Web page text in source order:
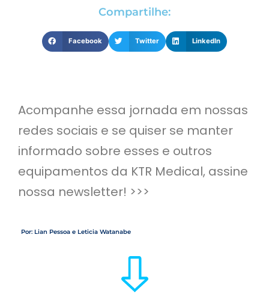
Compartilhe:
Facebook Twitter LinkedIn
Acompanhe essa jornada em nossas
redes sociais e se quiser se manter
informado sobre esses e outros
equipamentos da KTR Medical, assine
nossa newsletter! >>>
Por: Lian Pessoa e Leticia Watanabe